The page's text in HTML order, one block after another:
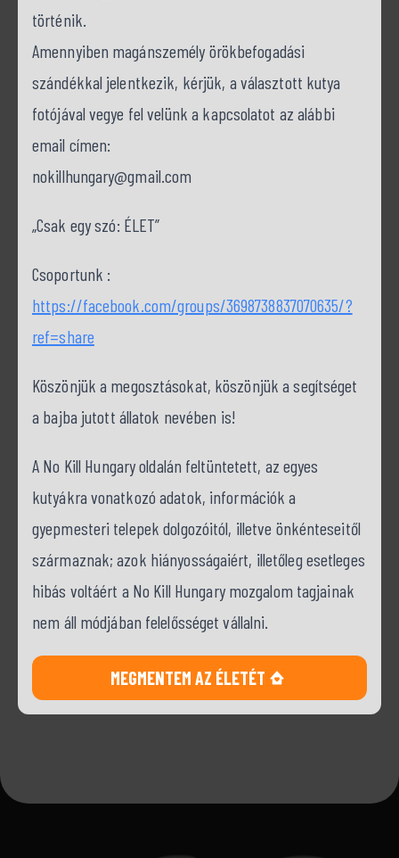
történik.
Amennyiben magánszemély örökbefogadási
szándékkal jelentkezik, kérjük, a választott kutya
fotójával vegye fel velünk a kapcsolatot az alábbi
email címen:
nokillhungary@gmail.com
„Csak egy szó: ÉLET”
Csoportunk :
https://facebook.com/groups/3698738837070635/?
ref=share
Köszönjük a megosztásokat, köszönjük a segítséget
a bajba jutott állatok nevében is!
A No Kill Hungary oldalán feltüntetett, az egyes
kutyákra vonatkozó adatok, információk a
gyepmesteri telepek dolgozóitól, illetve önkénteseitől
származnak; azok hiányosságaiért, illetőleg esetleges
hibás voltáért a No Kill Hungary mozgalom tagjainak
nem áll módjában felelősséget vállalni.
MEGMENTEM AZ ÉLETÉT